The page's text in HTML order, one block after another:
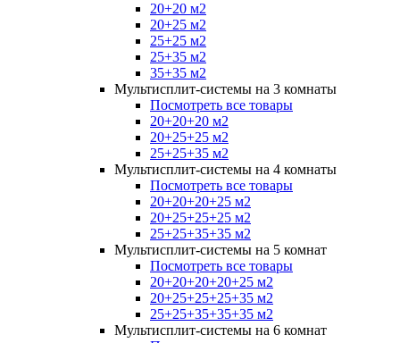
20+20 м2
20+25 м2
25+25 м2
25+35 м2
35+35 м2
Мультисплит-системы на 3 комнаты
Посмотреть все товары
20+20+20 м2
20+25+25 м2
25+25+35 м2
Мультисплит-системы на 4 комнаты
Посмотреть все товары
20+20+20+25 м2
20+25+25+25 м2
25+25+35+35 м2
Мультисплит-системы на 5 комнат
Посмотреть все товары
20+20+20+20+25 м2
20+25+25+25+35 м2
25+25+35+35+35 м2
Мультисплит-системы на 6 комнат